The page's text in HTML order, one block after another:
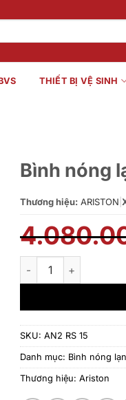
THIẾT BỊ VỆ SINH
Bình nóng
Thương hiệu: ARISTON
Bình nóng lạnh
SKU: AN2 RS 15
Danh mục: Bình nóng
Thương hiệu: Ariston